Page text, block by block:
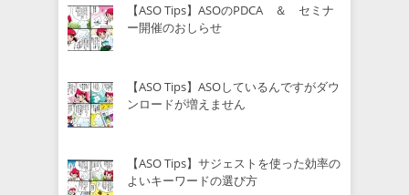
【ASO Tips】ASOのPDCA ＆ セミナ
ー開催のおしらせ
【ASO Tips】ASOしているんですがダウ
ンロードが増えません
【ASO Tips】サジェストを使った効率の
よいキーワードの選び方